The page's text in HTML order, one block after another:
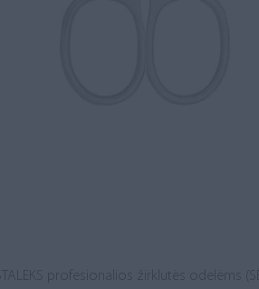
STALEKS profesionalios žirklutės odelėms